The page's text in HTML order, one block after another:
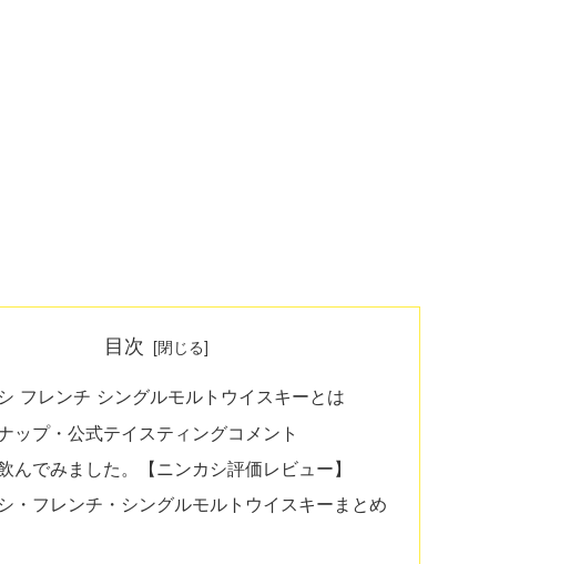
目次
フレンチ シングルモルトウイスキーとは
ップ・公式テイスティングコメント
んでみました。【ニンカシ評価レビュー】
・フレンチ・シングルモルトウイスキーまとめ